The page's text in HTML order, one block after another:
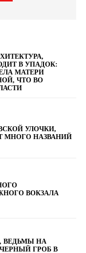
В УПАДОК:
МАТЕРИ
ЧТО ВО
УЛОЧКИ,
МНОГО НАЗВАНИЙ
ВОКЗАЛА
ВЕДЬМЫ НА
ГРОБ В